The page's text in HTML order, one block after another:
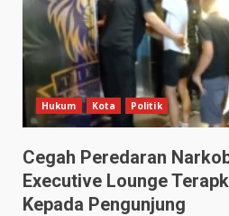
Hukum Kota Politik
Cegah Peredaran
Executive Lounge
Kepada Pengunjung